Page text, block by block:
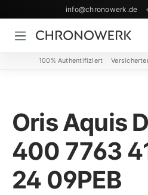
Zum Hauptinhalt springen
info@chronowerk.de
100% Authentifiziert
Oris Aquis
400 7763
24 09PEB